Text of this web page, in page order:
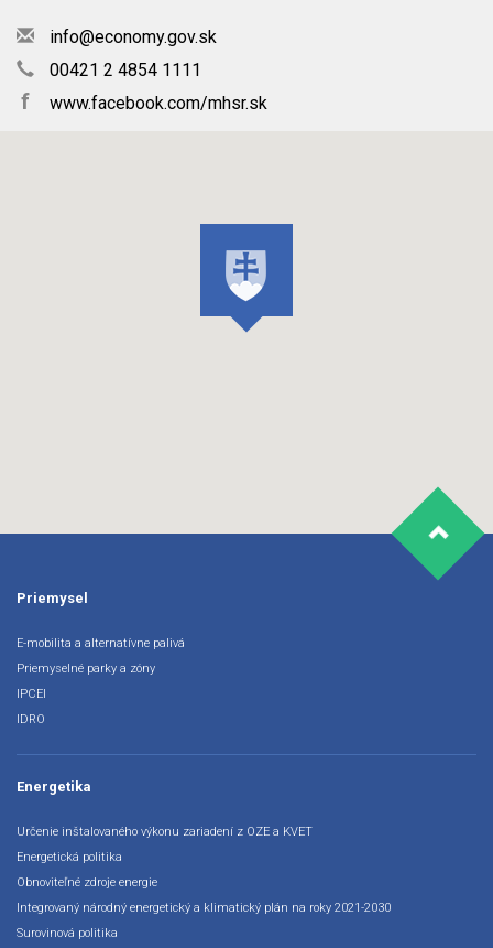
info@economy.gov.sk
00421 2 4854 1111
f www.facebook.com/mhsr.sk
Priemysel
E-mobilita a alternatívne palivá
Priemyselné parky a zóny
IPCEI
IDRO
Energetika
Určenie inštalovaného výkonu zariadení z OZE a KVET
Energetická politika
Obnoviteľné zdroje energie
Integrovaný národný energetický a klimatický plán na roky 2021-2030
Surovinová politika